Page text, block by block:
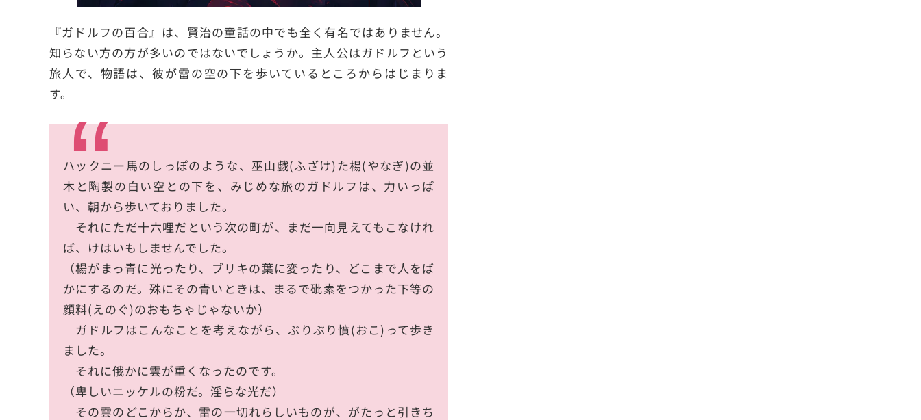
『ガドルフの百合』は、賢治の童話の中でも全く有名ではありません。
知らない方の方が多いのではないでしょうか。主人公はガドルフという
旅人で、物語は、彼が雷の空の下を歩いているところからはじまりま
す。
ハックニー馬のしっぽのような、巫山戯(ふざけ)た楊(やなぎ)の並
木と陶製の白い空との下を、みじめな旅のガドルフは、力いっぱ
い、朝から歩いておりました。
それにただ十六哩だという次の町が、まだ一向見えてもこなけれ
ば、けはいもしませんでした。
（楊がまっ青に光ったり、ブリキの葉に変ったり、どこまで人をば
かにするのだ。殊にその青いときは、まるで砒素をつかった下等の
顔料(えのぐ)のおもちゃじゃないか）
ガドルフはこんなことを考えながら、ぶりぶり憤(おこ)って歩き
ました。
それに俄かに雲が重くなったのです。
（卑しいニッケルの粉だ。淫らな光だ）
その雲のどこからか、雷の一切れらしいものが、がたっと引きち